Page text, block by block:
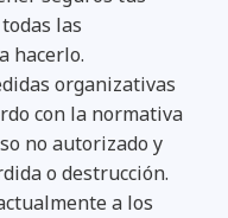
las
hacerlo.
organizativas
con la normativa
no autorizado y
o destrucción.
a los